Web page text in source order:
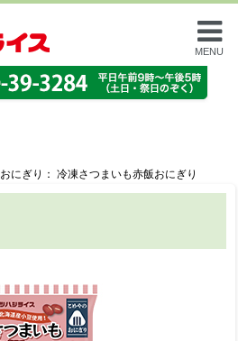
MENU
おにぎり： 冷凍さつまいも赤飯おにぎり